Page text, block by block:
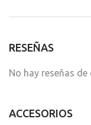
RESEÑAS
No hay reseñas
ACCESORIOS